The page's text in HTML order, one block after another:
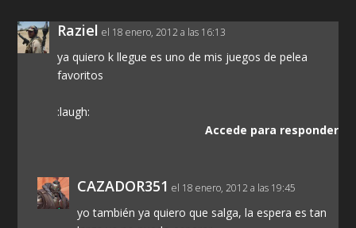
Raziel el 18 enero, 2012 a las 16:13
ya quiero k llegue es uno de mis juegos de pelea
favoritos
:laugh:
Accede para responder
CAZADOR351 el 18 enero, 2012 a las 19:45
yo también ya quiero que salga, la espera es tan